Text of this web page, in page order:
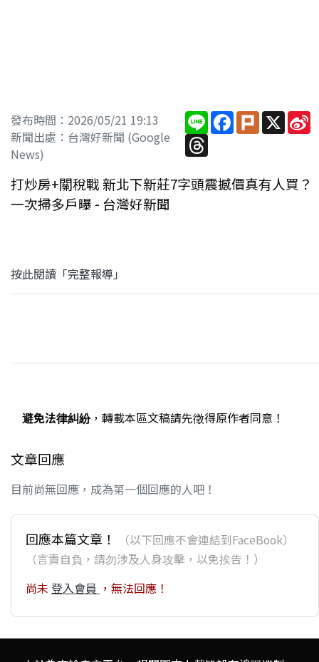
發布時間：2026/05/21 19:13
新聞出處：台灣好新聞 (Google
News)
LineFacebook
PlurkX
Threads
打炒房+關稅戰 新北下新莊7字頭震撼價真有人買？
一次掃多戶曝 - 台灣好新聞
按此閱讀「完整報導」
避免法律糾紛，轉載本區文稿請先徵得原作者同意！
文章回應
目前尚無回應，成為第一個回應的人吧！
回應本篇文章！
（以下回應不會連結到FaceBook）
（言責自負，請勿涉及人身攻擊，以免挨告！）
尚未 登入會員 ，無法回應！